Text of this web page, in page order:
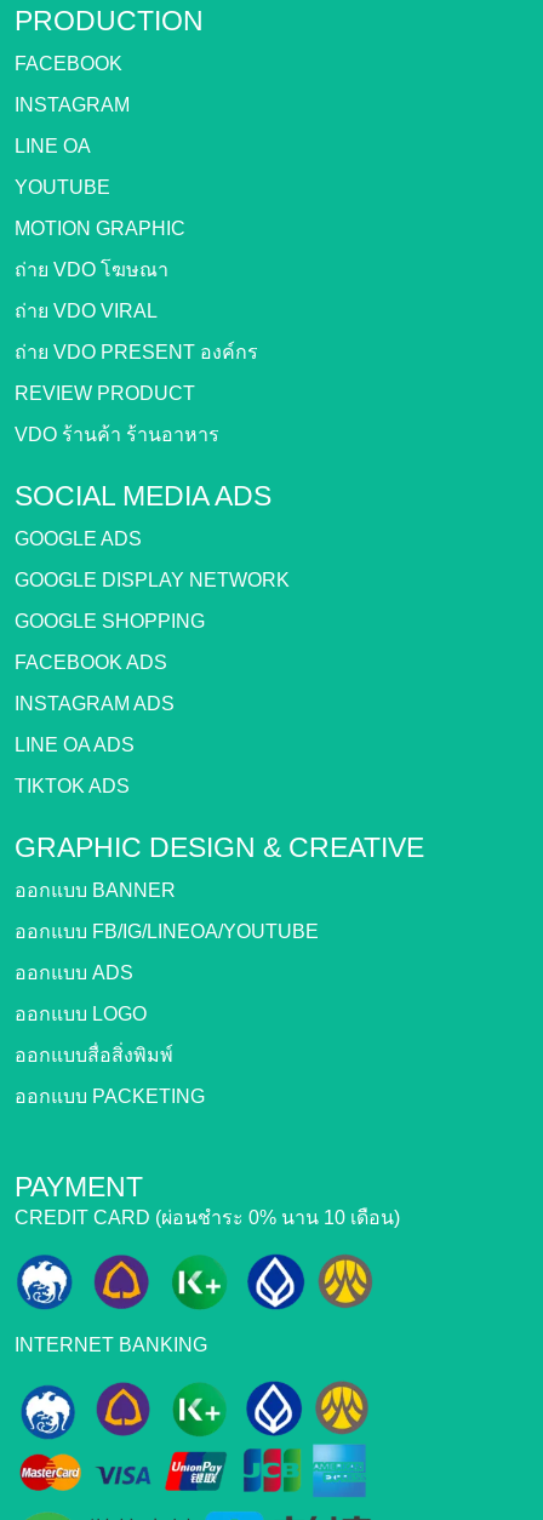
PRODUCTION
FACEBOOK
INSTAGRAM
LINE OA
YOUTUBE
MOTION GRAPHIC
ถ่าย VDO โฆษณา
ถ่าย VDO VIRAL
ถ่าย VDO PRESENT องค์กร
REVIEW PRODUCT
VDO ร้านค้า ร้านอาหาร
SOCIAL MEDIA ADS
GOOGLE ADS
GOOGLE DISPLAY NETWORK
GOOGLE SHOPPING
FACEBOOK ADS
INSTAGRAM ADS
LINE OA ADS
TIKTOK ADS
GRAPHIC DESIGN & CREATIVE
ออกแบบ BANNER
ออกแบบ FB/IG/LINEOA/YOUTUBE
ออกแบบ ADS
ออกแบบ LOGO
ออกแบบสื่อสิ่งพิมพ์
ออกแบบ PACKETING
PAYMENT
CREDIT CARD (ผ่อนชำระ 0% นาน 10 เดือน)
INTERNET BANKING